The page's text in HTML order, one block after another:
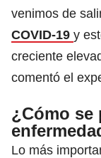
venimos de
COVID-19 y
creciente
comentó el
¿Cómo se
Lo más